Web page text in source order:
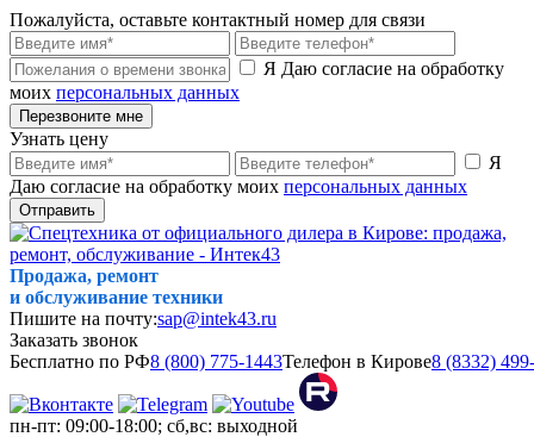
Пожалуйста, оставьте контактный номер для связи
Я Даю согласие на обработку
моих персональных данных
Перезвоните мне
Узнать цену
Я
Даю согласие на обработку моих персональных данных
Отправить
Продажа, ремонт
и обслуживание техники
Пишите на почту:sap@intek43.ru
Заказать звонок
Бесплатно по РФ8 (800) 775-1443Телефон в Кирове8 (8332)
пн-пт: 09:00-18:00; сб,вс: выходной